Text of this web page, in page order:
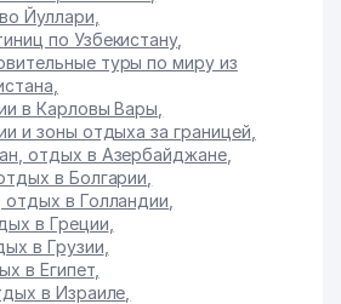
Йуллари
по Узбекистану,
туры по миру из
в Карловы Вары
и зоны отдыха за границей
отдых в Азербайджане
в Болгарии
в Голландии
в Греции
в Грузии
в Египет,
в Израиле